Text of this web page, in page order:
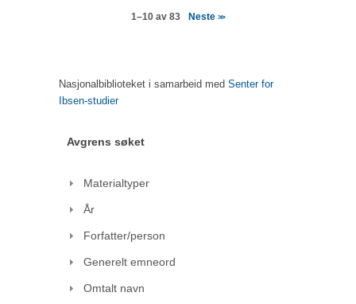
1–10 av 83 Neste>>
Nasjonalbiblioteket i samarbeid med Senter for
Ibsen-studier
Avgrens søket
Materialtyper
År
Forfatter/person
Generelt emneord
Omtalt navn